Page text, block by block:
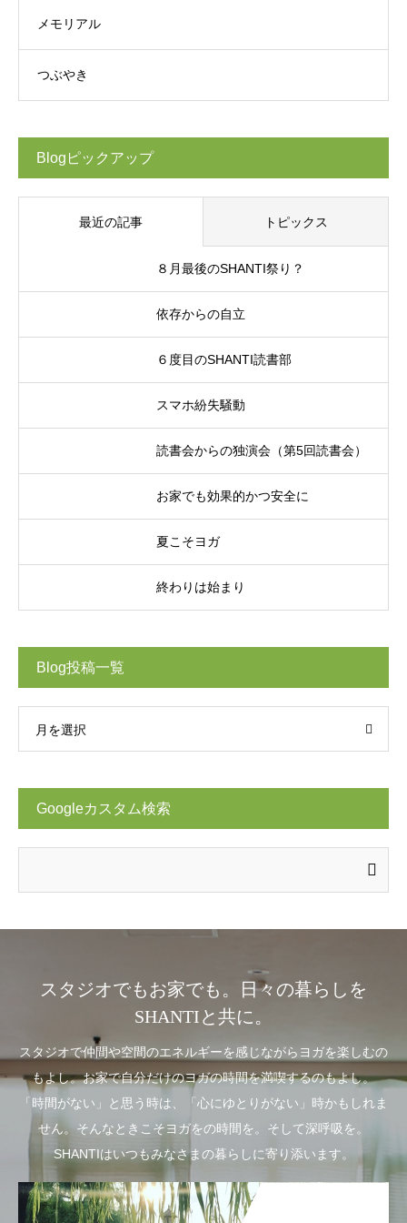
メモリアル
つぶやき
Blogピックアップ
最近の記事 トピックス
８月最後のSHANTI祭り？
依存からの自立
６度目のSHANTI読書部
スマホ紛失騒動
読書会からの独演会（第5回読書会）
お家でも効果的かつ安全に
夏こそヨガ
終わりは始まり
Blog投稿一覧
月を選択
Googleカスタム検索
スタジオでもお家でも。日々の暮らしを
SHANTIと共に。
スタジオで仲間や空間のエネルギーを感じながらヨガを楽しむの
もよし。お家で自分だけのヨガの時間を満喫するのもよし。
「時間がない」と思う時は、「心にゆとりがない」時かもしれま
せん。そんなときこそヨガをの時間を。そして深呼吸を。
SHANTIはいつもみなさまの暮らしに寄り添います。